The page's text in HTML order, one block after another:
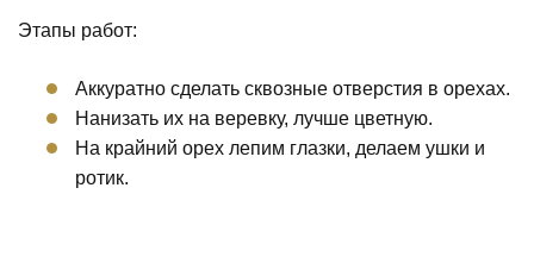
Этапы работ:
Аккуратно сделать сквозные отверстия в орехах.
Нанизать их на веревку, лучше цветную.
На крайний орех лепим глазки, делаем ушки и
ротик.